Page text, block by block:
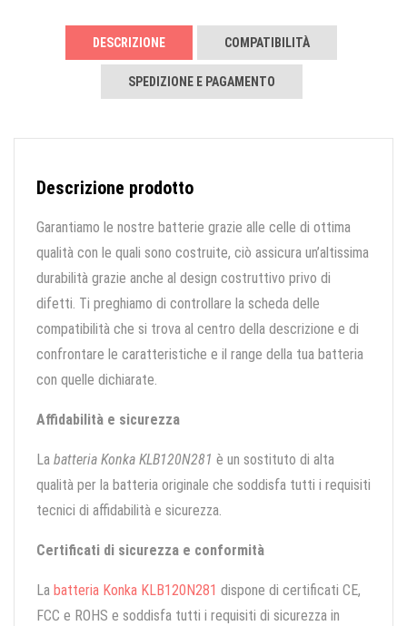
DESCRIZIONE COMPATIBILITÀ
SPEDIZIONE E PAGAMENTO
Descrizione prodotto
Garantiamo le nostre batterie grazie alle celle di ottima
qualità con le quali sono costruite, ciò assicura un’altissima
durabilità grazie anche al design costruttivo privo di
difetti. Ti preghiamo di controllare la scheda delle
compatibilità che si trova al centro della descrizione e di
confrontare le caratteristiche e il range della tua batteria
con quelle dichiarate.
Affidabilità e sicurezza
La batteria Konka KLB120N281 è un sostituto di alta
qualità per la batteria originale che soddisfa tutti i requisiti
tecnici di affidabilità e sicurezza.
Certificati di sicurezza e conformità
La batteria Konka KLB120N281 dispone di certificati CE,
FCC e ROHS e soddisfa tutti i requisiti di sicurezza in